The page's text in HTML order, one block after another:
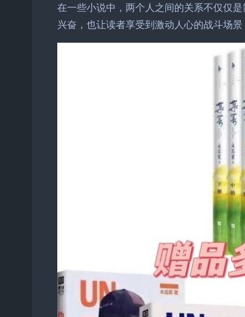
在一些小说中，两个人之间的关系不仅仅
兴奋，也让读者享受到激动人心的战斗场